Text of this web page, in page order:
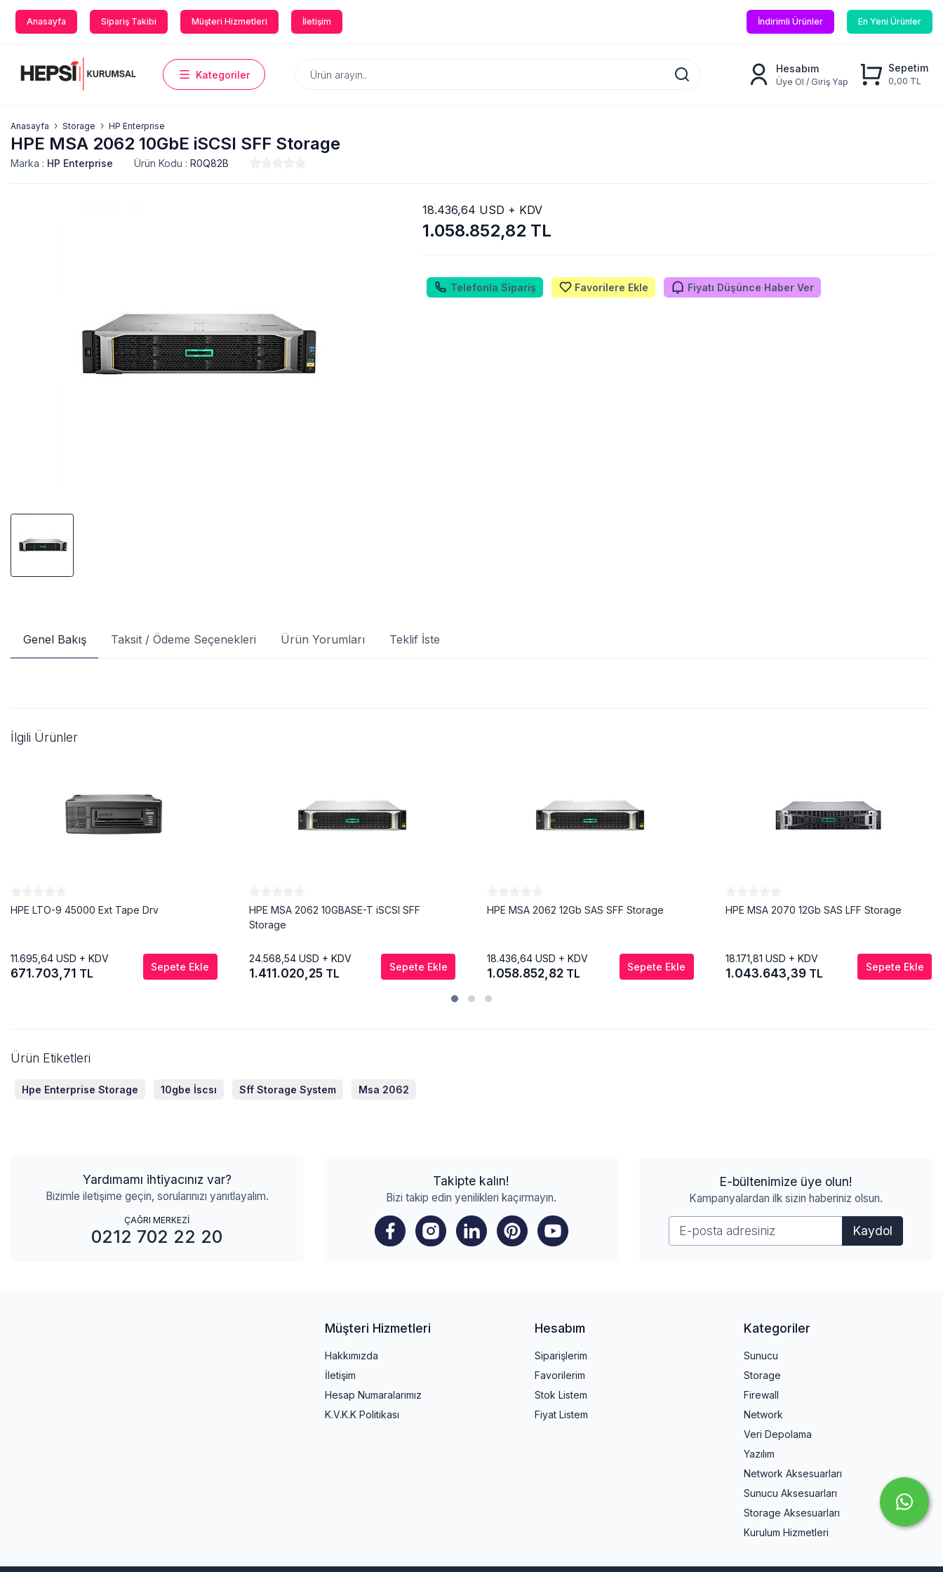
Anasayfa Sipariş Takibi Müşteri Hizmetleri İletişim İndirimli Ürünler En Yeni Ürünler
Kategoriler
Hesabım
Üye Ol / Giriş Yap
Sepetim
0,00 TL
Anasayfa Storage HP Enterprise
HPE MSA 2062 10GbE iSCSI SFF Storage
Marka : HP Enterprise Ürün Kodu : R0Q82B
1.058.852,82 TL
18.436,64 USD + KDV
Telefonla Sipariş Favorilere Ekle Fiyatı Düşünce Haber Ver
Genel Bakış Taksit / Ödeme Seçenekleri Ürün Yorumları Teklif İste
İlgili Ürünler
HPE LTO-9 45000 Ext Tape Drv
11.695,64 USD + KDV
671.703,71 TL Sepete Ekle
HPE MSA 2062 10GBASE-T iSCSI SFF
Storage
24.568,54 USD + KDV
1.411.020,25 TL Sepete Ekle
HPE MSA 2062 12Gb SAS SFF Storage
18.436,64USD + KDV
1.058.852,82 TL Sepete Ekle
HPE MSA 2070 12Gb SAS LFF Storage
18.171,81 USD + KDV
1.043.643,39 TL Sepete Ekle
Ürün Etiketleri
Hpe Enterprise Storage 10gbe İscsı Sff Storage System Msa 2062
Yardımamı ihtiyacınız var?
Bizimle iletişime geçin, sorularınızı yanıtlayalım.
ÇAĞRI MERKEZİ
0212 702 22 20
Takipte kalın!
Bizi takip edin yenilikleri kaçırmayın.
E-bültenimize üye olun!
Kampanyalardan ilk sizin haberiniz olsun.
Kaydol
Müşteri Hizmetleri
Hakkımızda
İletişim
Hesap Numaralarımız
K.V.K.K Politikası
Hesabım
Siparişlerim
Favorilerim
Stok Listem
Fiyat Listem
Kategoriler
Sunucu
Storage
Firewall
Network
Veri Depolama
Yazılım
Network Aksesuarları
Sunucu Aksesuarları
Storage Aksesuarları
Kurulum Hizmetleri